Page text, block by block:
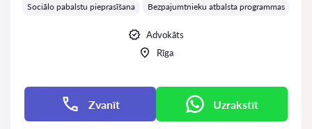
Sociālo pabalstu pieprasīšana
Bezpajumtnieku atbalsta programmas
Advokāts
Rīga
Zvanīt Uzrakstīt